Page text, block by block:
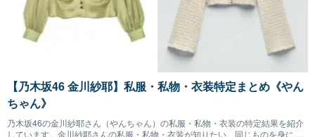
【乃木坂46 金川紗耶】私服・私物・衣装特定まとめ《やん
ちゃん》
乃木坂46の金川紗耶さん（やんちゃん）の私服・私物・衣装の特定結果を紹介
しています。金川紗耶さんの私服・私物・衣装が知りたい、同じものを身につ